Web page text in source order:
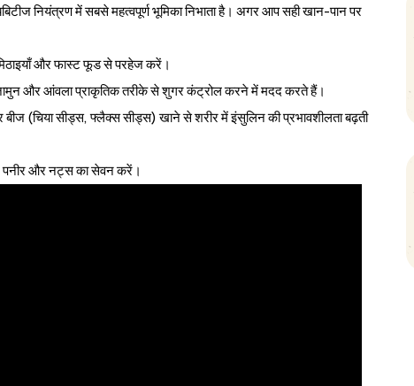
नियंत्रण में सबसे महत्वपूर्ण भूमिका निभाता है। अगर आप सही खान-पान पर
और फास्ट फूड से परहेज करें।
और आंवला प्राकृतिक तरीके से शुगर कंट्रोल करने में मदद करते हैं।
(चिया सीड्स, फ्लैक्स सीड्स) खाने से शरीर में इंसुलिन की प्रभावशीलता बढ़ती
पनीर और नट्स का सेवन करें।